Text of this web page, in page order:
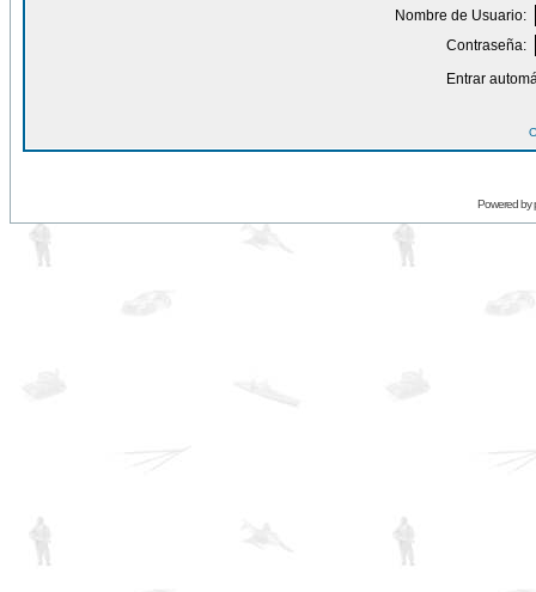
Nombre de Usuario:
Contraseña:
Entrar
Powered by